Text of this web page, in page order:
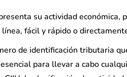
su actividad económica,
fácil y rápido o
de identificación tributaria
para llevar a cabo